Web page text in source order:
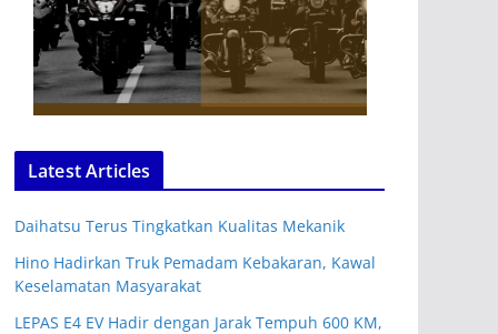
Latest Articles
Daihatsu Terus Tingkatkan Kualitas Mekanik
Hino Hadirkan Truk Pemadam Kebakaran, Kawal
Keselamatan Masyarakat
LEPAS E4 EV Hadir dengan Jarak Tempuh 600 KM,